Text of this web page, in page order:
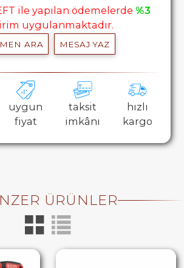
ile yapılan ödemelerde%3
uygulanmaktadır.
ARA MESAJ YAZ
uygun
fiyat
taksit
imkânı
hızlı
kargo
ÜRÜNLER